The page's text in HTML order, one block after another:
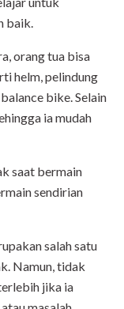
baik.
orang tua bisa
helm, pelindung
bike. Selain
ia mudah
saat bermain
sendirian
salah satu
Namun, tidak
jika ia